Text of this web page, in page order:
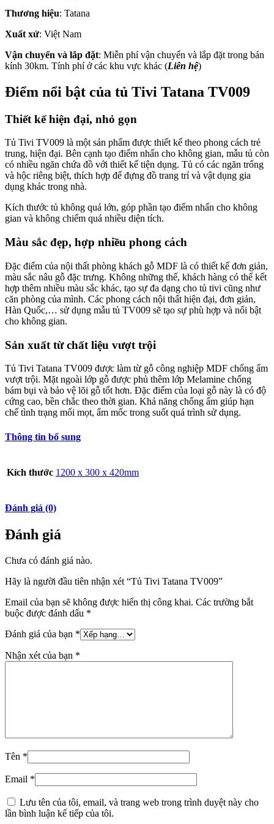
Thương hiệu: Tatana
Xuất xứ: Việt Nam
Vận chuyển và lắp đặt: Miễn phí vận chuyển và lắp đặt trong bán
kính 30km. Tính phí ở các khu vực khác (Liên hệ)
Điểm nổi bật của tủ Tivi Tatana TV009
Thiết kế hiện đại, nhỏ gọn
Tủ Tivi TV009 là một sản phẩm được thiết kế theo phong cách trẻ
trung, hiện đại. Bên cạnh tạo điểm nhấn cho không gian, mẫu tủ còn
có nhiều ngăn chứa đồ với thiết kế tiện dụng. Tủ có các ngăn trống
và hộc riêng biệt, thích hợp để đựng đồ trang trí và vật dụng gia
dụng khác trong nhà.
Kích thước tủ không quá lớn, góp phần tạo điểm nhấn cho không
gian và không chiếm quá nhiều diện tích.
Màu sắc đẹp, hợp nhiều phong cách
Đặc điểm của nội thất phòng khách gỗ MDF là có thiết kế đơn giản,
màu sắc nâu gỗ đặc trưng. Không những thế, khách hàng có thể kết
hợp thêm nhiều màu sắc khác, tạo sự đa dạng cho tủ tivi cũng như
căn phòng của mình. Các phong cách nội thất hiện đại, đơn giản,
Hàn Quốc,… sử dụng mẫu tủ TV009 sẽ tạo sự phù hợp và nổi bật
cho không gian.
Sản xuất từ chất liệu vượt trội
Tủ Tivi Tatana TV009 được làm từ gỗ công nghiệp MDF chống ẩm
vượt trội. Mặt ngoài lớp gỗ được phủ thêm lớp Melamine chống
bám bụi và bảo vệ lõi gỗ tốt hơn. Đặc điểm của loại gỗ này là có độ
cứng cao, bền chắc theo thời gian. Khả năng chống ẩm giúp hạn
chế tình trạng mối mọt, ẩm mốc trong suốt quá trình sử dụng.
Thông tin bổ sung
Kích thước 1200 x 300 x 420mm
Đánh giá (0)
Đánh giá
Chưa có đánh giá nào.
Hãy là người đầu tiên nhận xét “Tủ Tivi Tatana TV009”
Email của bạn sẽ không được hiển thị công khai. Các trường bắt
buộc được đánh dấu *
Đánh giá của bạn *
Nhận xét của bạn *
Tên *
Email *
Lưu tên của tôi, email, và trang web trong trình duyệt này cho
lần bình luận kế tiếp của tôi.